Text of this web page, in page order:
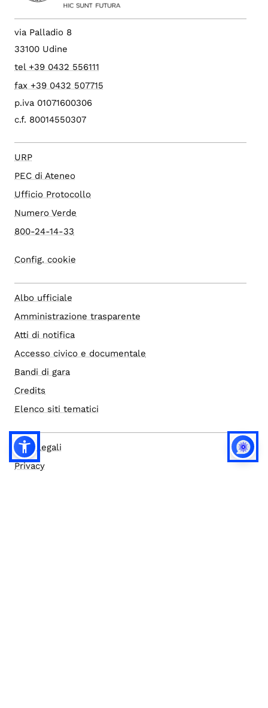
via Palladio 8
33100 Udine
tel +39 0432 556111
fax +39 0432 507715
p.iva 01071600306
c.f. 80014550307
URP
PEC di Ateneo
Ufficio Protocollo
Numero Verde
800-24-14-33
Config. cookie
Albo ufficiale
Amministrazione trasparente
Atti di notifica
Accesso civico e documentale
Bandi di gara
Credits
Elenco siti tematici
Note legali
Privacy